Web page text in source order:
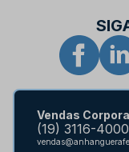
Vendas
(19) 3116-4000